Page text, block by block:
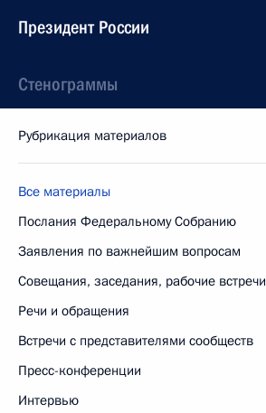
Президент России
Стенограммы
Рубрикация материалов
Все материалы
Послания Федеральному Собранию
Заявления по важнейшим вопросам
Совещания, заседания, рабочие встречи
Речи и обращения
Встречи с представителями сообществ
Пресс-конференции
Интервью